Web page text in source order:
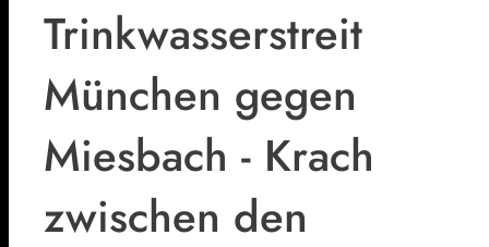
Trinkwasserstreit
München gegen
Miesbach - Krach
zwischen den